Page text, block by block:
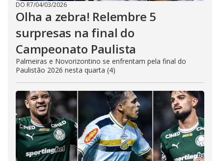
DO R7/04/03/2026
Olha a zebra! Relembre 5
surpresas na final do
Campeonato Paulista
Palmeiras e Novorizontino se enfrentam pela final do
Paulistão 2026 nesta quarta (4)